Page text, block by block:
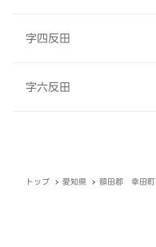
字四反田
字六反田
トップ 愛知県 額田郡 幸田町